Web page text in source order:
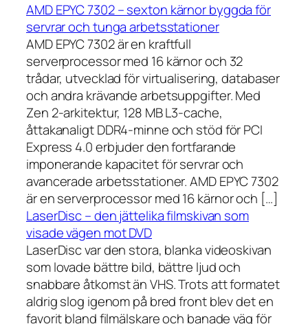
AMD EPYC 7302 – sexton kärnor byggda för
servrar och tunga arbetsstationer
AMD EPYC 7302 är en kraftfull
serverprocessor med 16 kärnor och 32
trådar, utvecklad för virtualisering, databaser
och andra krävande arbetsuppgifter. Med
Zen 2-arkitektur, 128 MB L3-cache,
åttakanaligt DDR4-minne och stöd för PCI
Express 4.0 erbjuder den fortfarande
imponerande kapacitet för servrar och
avancerade arbetsstationer. AMD EPYC 7302
är en serverprocessor med 16 kärnor och […]
LaserDisc – den jättelika filmskivan som
visade vägen mot DVD
LaserDisc var den stora, blanka videoskivan
som lovade bättre bild, bättre ljud och
snabbare åtkomst än VHS. Trots att formatet
aldrig slog igenom på bred front blev det en
favorit bland filmälskare och banade väg för